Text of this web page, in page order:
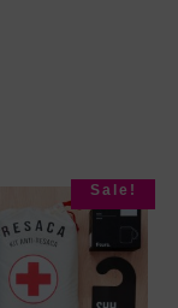
Sale!